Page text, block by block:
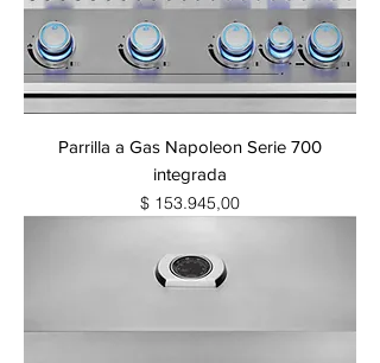
r
o
c
a
d
a
Parrilla a Gas Napoleon Serie 700
integrada
Precio
$ 153.945,00